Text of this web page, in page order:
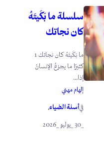
سلسلة ما بَكَيتَهُ
كان نجاتك
ما بَكَيتَهُ كان نجاتك 1
كثيرًا ما يجزعُ الإنسانُ
إذا...
إلهام مهني
فيأسنة الضياء.